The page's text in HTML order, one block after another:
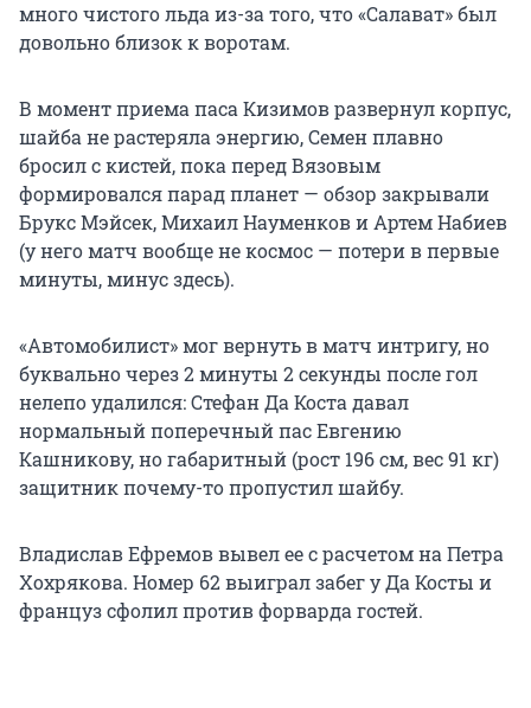
много чистого льда из-за того, что «Салават» был
довольно близок к воротам.
В момент приема паса Кизимов развернул корпус,
шайба не растеряла энергию, Семен плавно
бросил с кистей, пока перед Вязовым
формировался парад планет — обзор закрывали
Брукс Мэйсек, Михаил Науменков и Артем Набиев
(у него матч вообще не космос — потери в первые
минуты, минус здесь).
«Автомобилист» мог вернуть в матч интригу, но
буквально через 2 минуты 2 секунды после гол
нелепо удалился: Стефан Да Коста давал
нормальный поперечный пас Евгению
Кашникову, но габаритный (рост 196 см, вес 91 кг)
защитник почему-то пропустил шайбу.
Владислав Ефремов вывел ее с расчетом на Петра
Хохрякова. Номер 62 выиграл забег у Да Косты и
француз сфолил против форварда гостей.